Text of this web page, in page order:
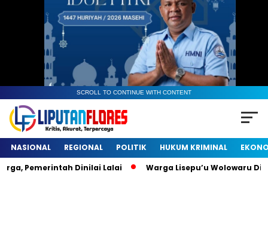
SCROLL TO CONTINUE WITH CONTENT
NASIONAL REGIONAL POLITIK HUKUM KRIMINAL
Pemerintah Dinilai Lalai
Warga Lisepu’u Wolowaru